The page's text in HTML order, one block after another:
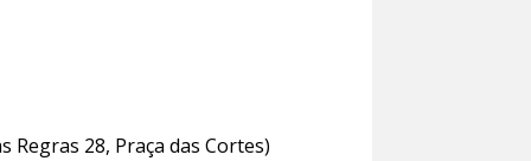
Regras 28, Praça das Cortes)